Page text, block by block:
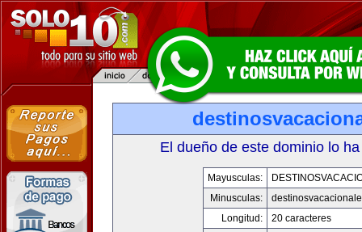
El dueño de este dominio lo
Mayusculas:
Minusculas:
Longitud:
20 caracteres